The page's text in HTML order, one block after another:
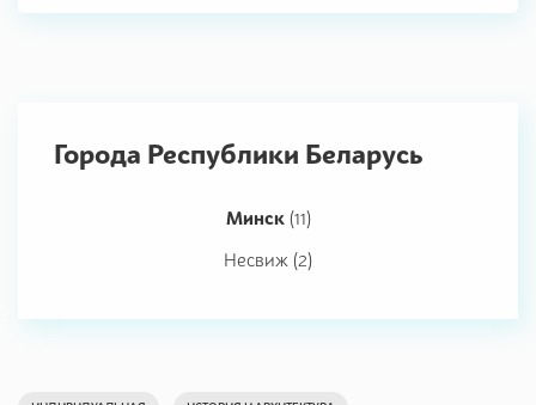
Города Республики Беларусь
Минск(11)
Несвиж (2)